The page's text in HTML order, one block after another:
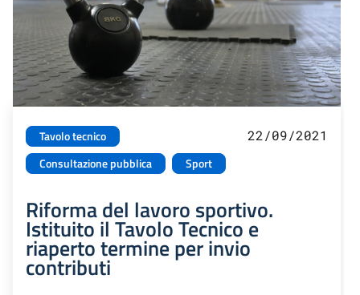
Tavolo tecnico
Consultazione pubblica
Sport
22/09/2021
Riforma del lavoro sportivo.
Istituito il Tavolo Tecnico e
riaperto termine per invio
contributi